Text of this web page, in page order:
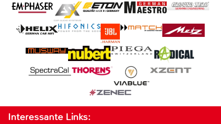
Interessante Links: